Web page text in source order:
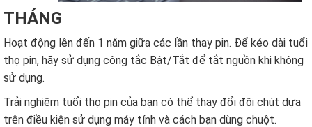
THÁNG
Hoạt động lên đến 1 năm giữa các lần thay pin. Để kéo dài tuổi
thọ pin, hãy sử dụng công tắc Bật/Tắt để tắt nguồn khi không
sử dụng.
Trải nghiệm tuổi thọ pin của bạn có thể thay đổi đôi chút dựa
trên điều kiện sử dụng máy tính và cách bạn dùng chuột.